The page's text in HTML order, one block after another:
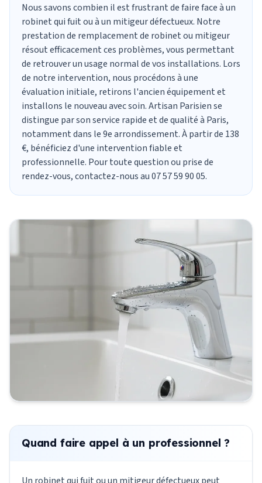
Nous savons combien il est frustrant de faire face à un
robinet qui fuitou à un mitigeur défectueux. Notre
prestation de remplacement de robinet ou mitigeur
résout efficacement ces problèmes, vous permettant
de retrouver un usage normal de vos installations. Lors
de notre intervention, nous procédons à une
évaluation initiale, retirons l'ancien équipement et
installons le nouveau avec soin. Artisan Parisien se
distingue par son service rapide et de qualité à Paris,
notamment dans le 9e arrondissement. À partir de 138
€, bénéficiez d'une intervention fiable et
professionnelle. Pour toute question ou prise de
rendez-vous, contactez-nous au 07 57 59 90 05.
Quand faire appel à un professionnel ?